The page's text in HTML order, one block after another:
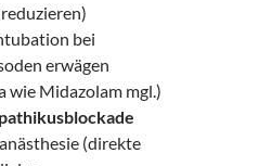
bei
erwägen
wie Midazolam mgl.)
(direkte